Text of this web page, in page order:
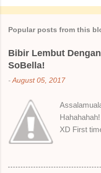
Popular posts from this
Bibir Lembut
SoBella!
- August 05, 2017
XD First
Nak
brand